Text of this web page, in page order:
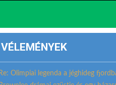
Re: Olimpiai legenda a jéghideg